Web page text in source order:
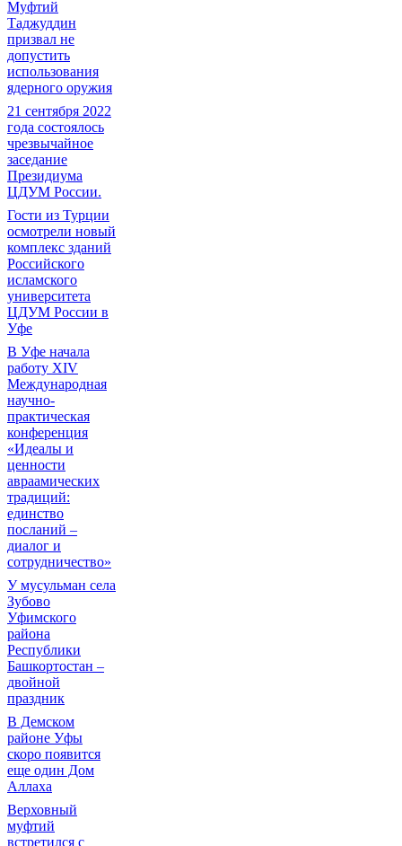
Муфтий
Таджуддин
призвал не
допустить
использования
ядерного оружия
21 сентября 2022
года состоялось
чрезвычайное
заседание
Президиума
ЦДУМ России.
Гости из Турции
осмотрели новый
комплекс зданий
Российского
исламского
университета
ЦДУМ России в
Уфе
В Уфе начала
работу XIV
Международная
научно-
практическая
конференция
«Идеалы и
ценности
авраамических
традиций:
единство
посланий –
диалог и
сотрудничество»
У мусульман села
Зубово
Уфимского
района
Республики
Башкортостан –
двойной
праздник
В Демском
районе Уфы
скоро появится
еще один Дом
Аллаха
Верховный
муфтий
встретился с